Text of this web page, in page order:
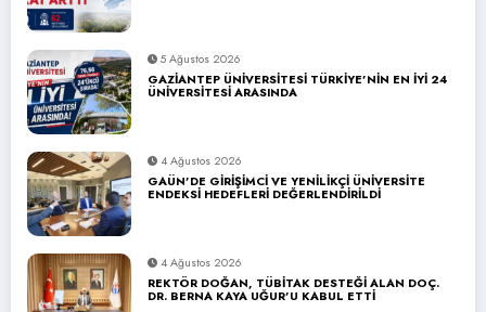
5 Ağustos 2026
GAZİANTEP ÜNİVERSİTESİ TÜRKİYE’NİN EN İYİ 24
ÜNİVERSİTESİ ARASINDA
4 Ağustos 2026
GAÜN’DE GİRİŞİMCİ VE YENİLİKÇİ ÜNİVERSİTE
ENDEKSİ HEDEFLERİ DEĞERLENDİRİLDİ
4 Ağustos 2026
REKTÖR DOĞAN, TÜBİTAK DESTEĞİ ALAN DOÇ.
DR. BERNA KAYA UĞUR’U KABUL ETTİ